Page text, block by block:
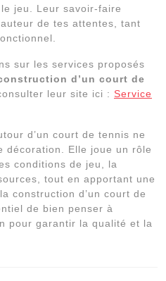
jeu. Leur savoir-faire
de tes attentes, tant
sur les services proposés
d’un court de
leur site ici : Service
d’un court de tennis ne
décoration. Elle joue un rôle
conditions de jeu, la
tout en apportant une
construction d’un court de
de bien penser à
pour garantir la qualité et la